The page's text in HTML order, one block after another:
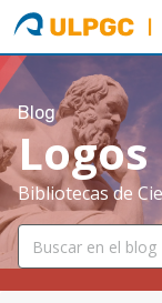
ULPGC
Blog
Logos
Bibliotecas de